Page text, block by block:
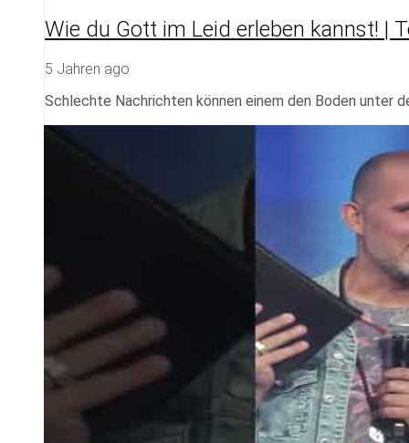
Wie du Gott im Leid erleben kannst! |
5 Jahren ago
Schlechte Nachrichten können einem den Boden unter